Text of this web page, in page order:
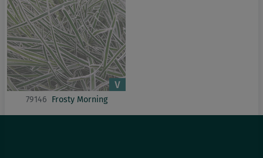
79146 Frosty Morning